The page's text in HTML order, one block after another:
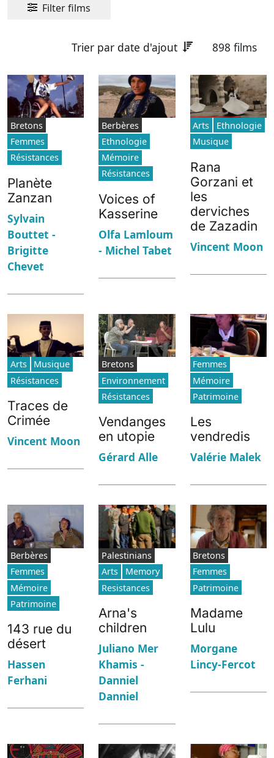
Filter films
Trier par date d'ajout 898 films
Bretons
Femmes
Résistances
Planète
Zanzan
Sylvain
Bouttet -
Brigitte
Chevet
Berbères
Ethnologie
Mémoire
Résistances
Voices of
Kasserine
Olfa Lamloum
- Michel Tabet
Arts
Ethnologie
Musique
Rana
Gorzani et
les
derviches
de Zazadin
Vincent Moon
Arts
Musique
Résistances
Traces de
Crimée
Vincent Moon
Bretons
Environnement
Résistances
Vendanges
en utopie
Gérard Alle
Femmes
Mémoire
Patrimoine
Les
vendredis
Valérie Malek
Berbères
Femmes
Mémoire
Patrimoine
143 rue du
désert
Hassen
Ferhani
Palestinians
Arts
Memory
Resistances
Arna's
children
Juliano Mer
Khamis -
Danniel
Danniel
Bretons
Femmes
Patrimoine
Madame
Lulu
Morgane
Lincy-Fercot